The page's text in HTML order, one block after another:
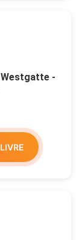
Westgatte -